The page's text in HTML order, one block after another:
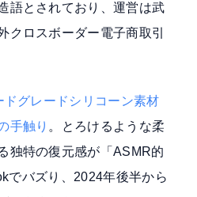
語とされており、運営は武
クロスボーダー電子商取引
ドグレードシリコーン素材
手触り 。とろけるような柔
独特の復元感が「ASMR的
でバズり、2024年後半から